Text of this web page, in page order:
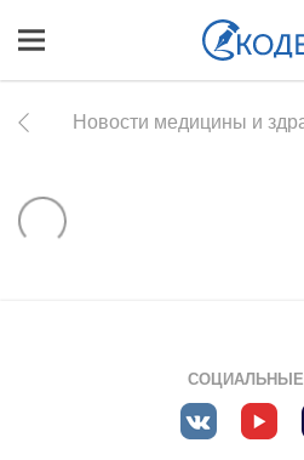
Новости медицины и
СОЦИАЛЬНЫЕ